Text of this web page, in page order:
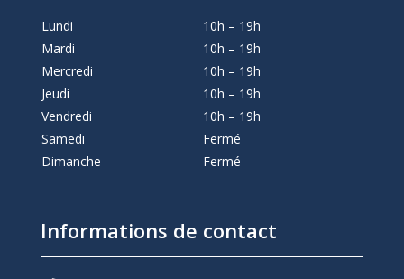
Lundi
10h – 19h
Mardi
10h – 19h
Mercredi
10h – 19h
Jeudi
10h – 19h
Vendredi
10h – 19h
Samedi
Fermé
Dimanche
Fermé
Informations de contact